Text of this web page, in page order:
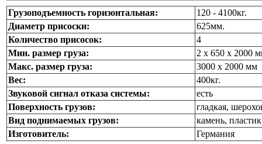
Грузоподъемность горизонтальная:
120 - 4100кг.
Диаметр присоски:
625мм.
Количество присосок:
4
Мин. размер груза:
2 х 650 х 2000
Макс. размер груза:
3000 х 2000 мм
Вес:
400кг.
Звуковой сигнал отказа системы:
есть
Поверхность грузов:
гладкая,
Вид поднимаемых грузов:
камень,
Изготовитель:
Германия